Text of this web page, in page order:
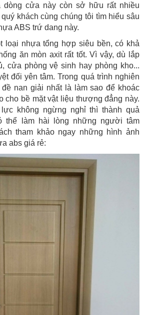
dòng cửa này còn sở hữu rất nhiều
khách cùng chúng tôi tìm hiểu sâu
ABS trứ dang này.
loại nhựa tổng hợp siêu bền, có khả
ăn mòn axit rất tốt. Vì vậy, dù lắp
cửa phòng vệ sinh hay phòng kho...
đối yên tâm. Trong quá trình nghiên
nan giải nhất là làm sao để khoác
cho bề mặt vật liệu thượng đẳng này.
không ngừng nghỉ thì thành quả
thể làm hài lòng những người tâm
tham khảo ngay những hình ảnh
abs giá rẻ: